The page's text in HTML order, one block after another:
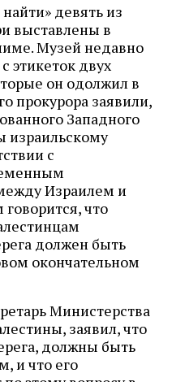
девять из
выставлены в
Музей недавно
этикеток двух
он одолжил в
прокурора заявили,
Западного
израильскому
с
Израилем и
что
должен быть
окончательном
Министерства
заявил, что
должны быть
и что его